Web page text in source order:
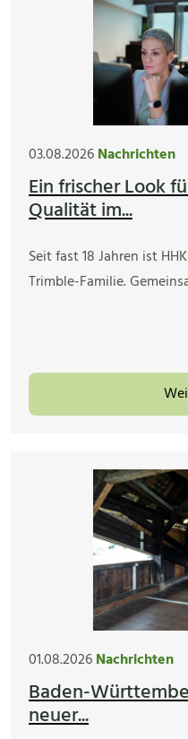
03.08.2026Nachrichten
Ein frischer Look
Qualität im...
Seit fast 18 Jahren ist
Trimble-Familie.
01.08.2026Nachrichten
Baden-
neuer...